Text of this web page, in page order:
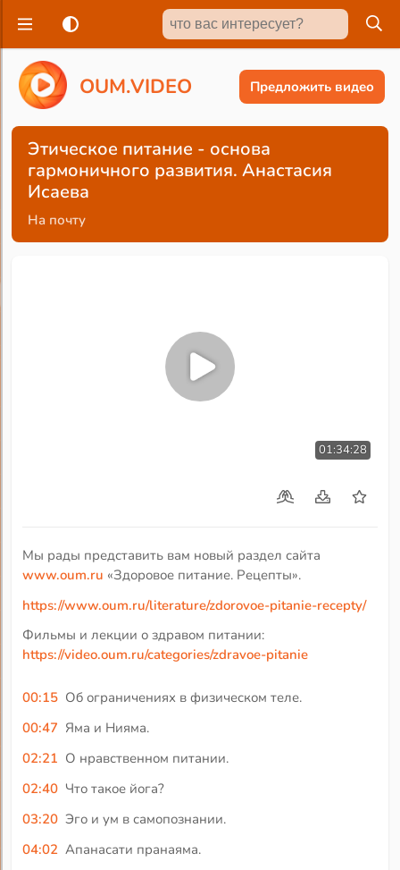
OUM.VIDEO Предложить видео
Этическое питание - основа
гармоничного развития. Анастасия
Исаева
На почту
01:34:28
Мы рады представить вам новый раздел сайта
www.oum.ru «Здоровое питание. Рецепты».
https://www.oum.ru/literature/zdorovoe-pitanie-recepty/
Фильмы и лекции о здравом питании:
https://video.oum.ru/categories/zdravoe-pitanie
00:15 Об ограничениях в физическом теле.
00:47 Яма и Нияма.
02:21 О нравственном питании.
02:40 Что такое йога?
03:20 Эго и ум в самопознании.
04:02 Апанасати пранаяма.